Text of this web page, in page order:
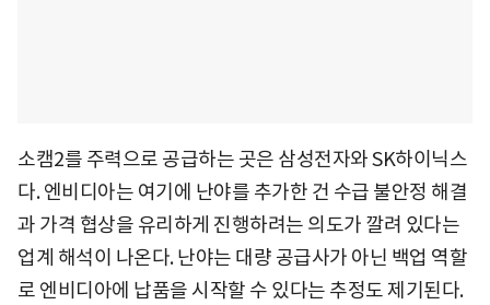
소캠2를 주력으로 공급하는 곳은 삼성전자와 SK하이닉스
다. 엔비디아는 여기에 난야를 추가한 건 수급 불안정 해결
과 가격 협상을 유리하게 진행하려는 의도가 깔려 있다는
업계 해석이 나온다. 난야는 대량 공급사가 아닌 백업 역할
로 엔비디아에 납품을 시작할 수 있다는 추정도 제기된다.